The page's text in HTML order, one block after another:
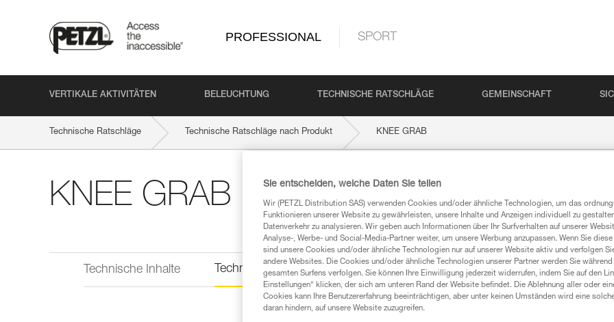
PROFESSIONAL SPORT
VERTIKALE AKTIVITÄTEN BELEUCHTUNG TECHNISCHE RATSCHLÄGE GEMEINSCHAFT
Technische Ratschläge Technische Ratschläge nach Produkt KNEE GRAB
KNEE GRAB
Technische Inhalte Technische Informationen
Sie entscheiden, welche Daten Sie teilen
Wir (PETZL Distribution SAS) verwenden Cookies und/oder ähnliche Technologien, um das
Funktionieren unserer Website zu gewährleisten, unsere Inhalte und Anzeigen individuell zu
Datenverkehr zu analysieren. Wir geben auch Informationen über Ihr Surfverhalten auf unserer
Analyse-, Werbe- und Social-Media-Partner weiter, um unsere Werbung anzupassen. Wenn Sie
sind unsere Cookies und/oder ähnliche Technologien nur auf unserer Website aktiv und verfolgen
andere Websites. Die Cookies und/oder ähnliche Technologien unserer Partner werden Sie während
gesamten Surfens verfolgen. Sie können Ihre Einwilligung jederzeit widerrufen, indem Sie auf den
Einstellungen“ klicken, der sich am unteren Rand der Website befindet. Die Ablehnung aller oder
Cookies kann Ihre Benutzererfahrung beeinträchtigen, aber unter keinen Umständen wird eine
daran hindern, auf unsere Website zuzugreifen.